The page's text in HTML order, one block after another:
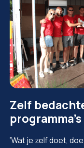
Zelf
programma’s
‘Wat je zelf doet,